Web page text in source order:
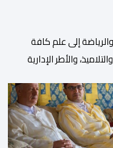
والریاضة إلى علم كافة
والأطر الإداریة
طبقا لمقتضیات المقرر
الوزاري رقم 047.26 الصادر بتاریخ 3 یولیوز 2026 بشأن تنظیم السنة
[…]